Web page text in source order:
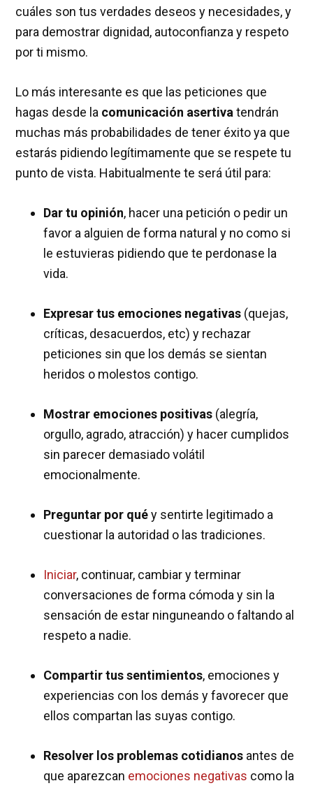
cuáles son tus verdades deseos y necesidades, y
para demostrar dignidad, autoconfianza y respeto
por ti mismo.
Lo más interesante es que las peticiones que
hagas desde la comunicación asertivatendrán
muchas más probabilidades de tener éxito ya que
estarás pidiendo legítimamente que se respete tu
punto de vista. Habitualmente te será útil para:
Dar tu opinión, hacer una petición o pedir un
favor a alguien de forma natural y no como si
le estuvieras pidiendo que te perdonase la
vida.
Expresar tus emociones negativas (quejas,
críticas, desacuerdos, etc) y rechazar
peticiones sin que los demás se sientan
heridos o molestos contigo.
Mostrar emociones positivas (alegría,
orgullo, agrado, atracción) y hacer cumplidos
sin parecer demasiado volátil
emocionalmente.
Preguntar por quéy sentirte legitimado a
cuestionar la autoridad o las tradiciones.
Iniciar, continuar, cambiar y terminar
conversaciones de forma cómoda y sin la
sensación de estar ninguneando o faltando al
respeto a nadie.
Compartir tus sentimientos, emociones y
experiencias con los demás y favorecer que
ellos compartan las suyas contigo.
Resolver los problemas cotidianos antes de
que aparezcan emociones negativas como la